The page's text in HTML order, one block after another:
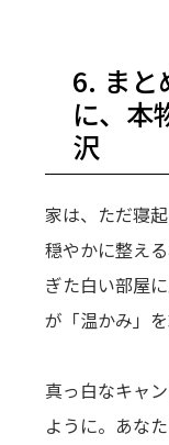
6. まと
に、本
沢
家は、ただ寝
穏やかに整え
ぎた白い部屋
が「温かみ」
真っ白なキャ
ように。あな